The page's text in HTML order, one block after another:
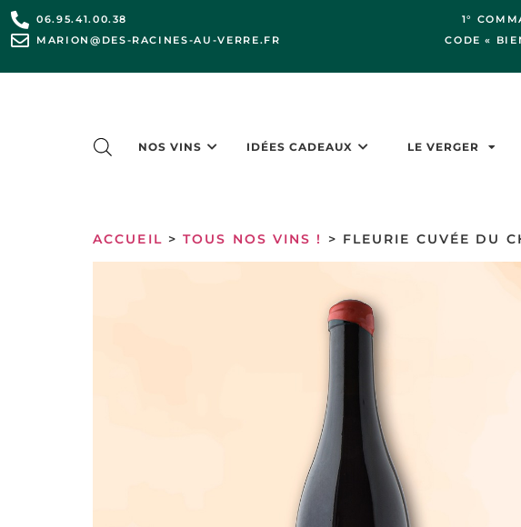
06.95.41.00.38
MARION@DES-RACINES-AU-VERRE.FR
1°
CODE «
NOS VINS IDÉES CADEAUX LE VERGER
ACCUEIL >TOUS NOS VINS ! > FLEURIE CUVÉE DU